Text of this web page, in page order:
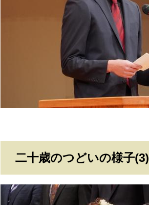
二十歳のつどいの様子(3)